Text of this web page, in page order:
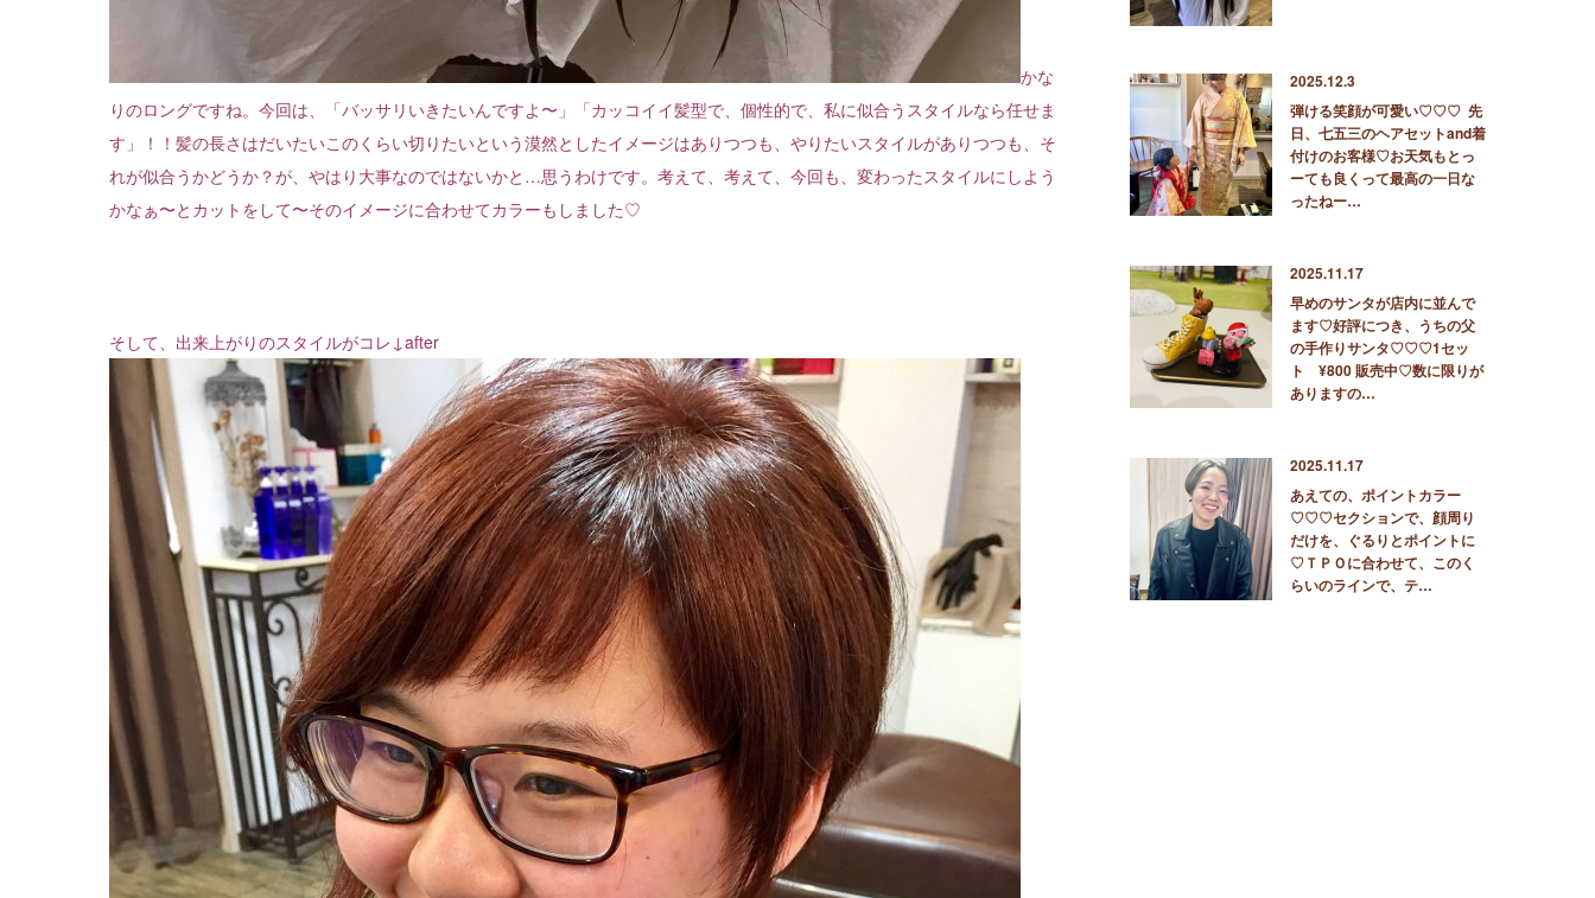
かな
りのロングですね。今回は、「バッサリいきたいんですよ〜」「カッコイイ髪型で、個性的で、私に似合うスタイルなら任せま
す」！！髪の長さはだいたいこのくらい切りたいという漠然としたイメージはありつつも、やりたいスタイルがありつつも、そ
れが似合うかどうか？が、やはり大事なのではないかと…思うわけです。考えて、考えて、今回も、変わったスタイルにしよう
かなぁ〜とカットをして〜そのイメージに合わせてカラーもしました♡
そして、出来上がりのスタイルがコレ↓after
2025.12.3
弾ける笑顔が可愛い♡♡♡ 先
日、七五三のヘアセットand着
付けのお客様♡お天気もとっ
ーても良くって最高の一日な
ったねー…
2025.11.17
早めのサンタが店内に並んで
ます♡好評につき、うちの父
の手作りサンタ♡♡♡1セッ
ト ¥800 販売中♡数に限りが
ありますの…
2025.11.17
あえての、ポイントカラー
♡♡♡セクションで、顔周り
だけを、ぐるりとポイントに
♡ＴＰＯに合わせて、このく
らいのラインで、テ…